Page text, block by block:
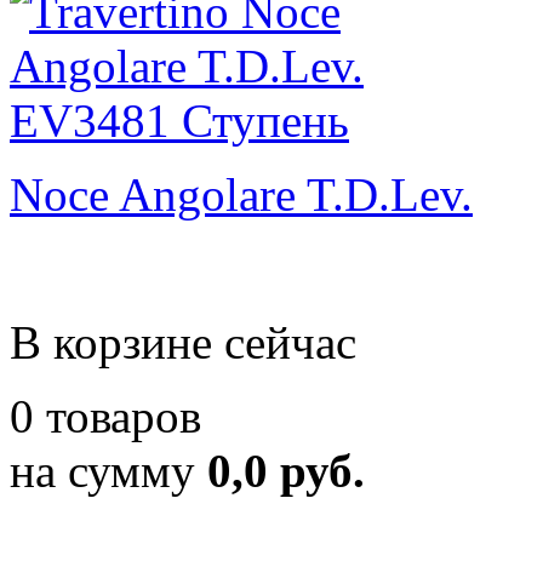
Noce Angolare T.D.Lev.
В корзине сейчас
0 товаров
на сумму 0,0 руб.